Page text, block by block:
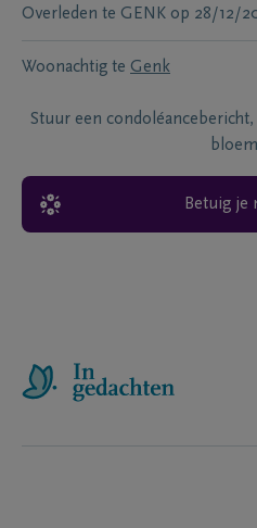
Overleden te GENK op 28/12/
Woonachtig te Genk
Stuur een
Betuig je